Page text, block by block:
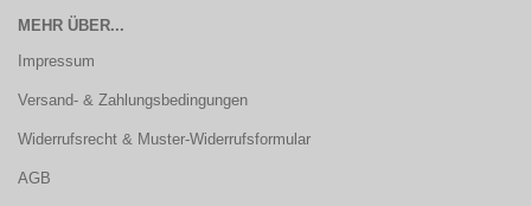
MEHR ÜBER...
Impressum
Versand- & Zahlungsbedingungen
Widerrufsrecht & Muster-Widerrufsformular
AGB